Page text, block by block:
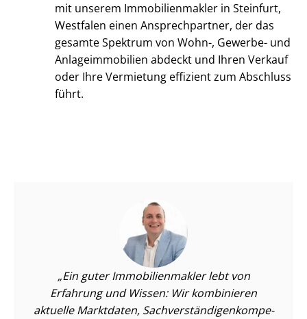
mit unserem Im­mo­bi­li­en­mak­ler in Steinfurt,
Westfalen einen Ansprechpartner, der das
gesamte Spektrum von Wohn-, Gewerbe- und
An­la­ge­im­mo­bi­li­en abdeckt und Ihren Verkauf
oder Ihre Vermietung effizient zum Abschluss
führt.
Ein guter Im­mo­bi­li­en­mak­ler lebt von
Erfahrung und Wissen: Wir kombinieren
aktuelle Marktdaten, Sach­ver­stän­di­gen­kom­pe­